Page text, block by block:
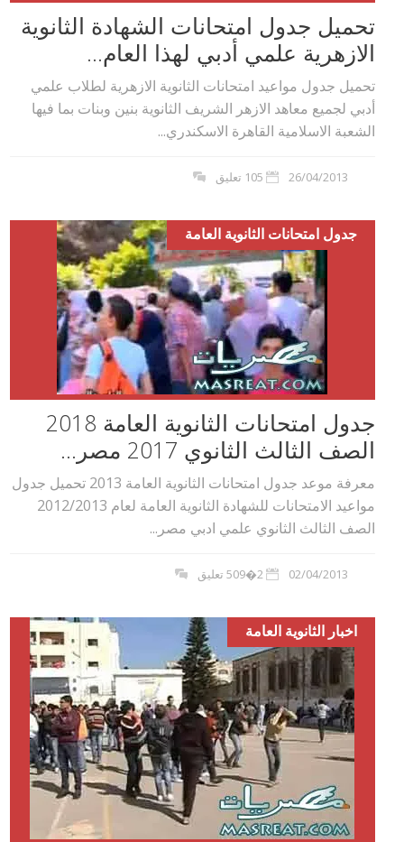
تحميل جدول امتحانات الشهادة الثانوية
الازهرية علمي أدبي لهذا العام...
تحميل جدول مواعيد امتحانات الثانوية الازهرية لطلاب علمي
أدبي لجميع معاهد الازهر الشريف الثانوية بنين وبنات بما فيها
الشعبة الاسلامية القاهرة الاسكندري...
26/04/2013 105 تعليق
جدول امتحانات الثانوية العامة
جدول امتحانات الثانوية العامة 2018
الصف الثالث الثانوي 2017 مصر...
معرفة موعد جدول امتحانات الثانوية العامة 2013 تحميل جدول
مواعيد الامتحانات للشهادة الثانوية العامة لعام 2012/2013
الصف الثالث الثانوي علمي ادبي مصر...
02/04/2013 2�509 تعليق
اخبار الثانوية العامة